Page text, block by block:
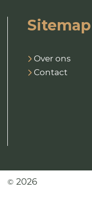
Sitemap
Over ons
Contact
© 2026